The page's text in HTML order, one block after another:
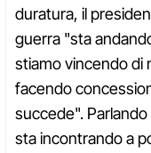
duratura, il
guerra "sta
stiamo vincendo di
facendo
succede".
sta incontrando a